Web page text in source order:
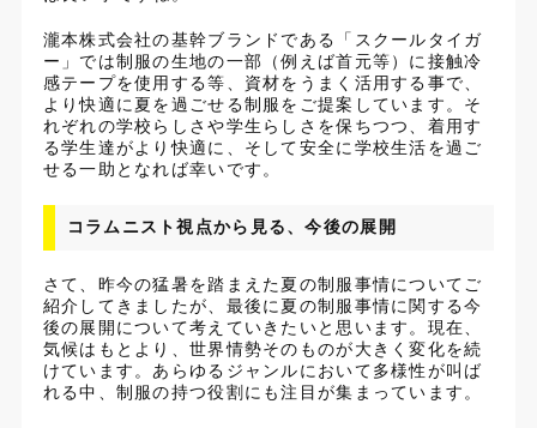
瀧本株式会社の基幹ブランドである「スクールタイガ
ー」では制服の生地の一部（例えば首元等）に接触冷
感テープを使用する等、資材をうまく活用する事で、
より快適に夏を過ごせる制服をご提案しています。そ
れぞれの学校らしさや学生らしさを保ちつつ、着用す
る学生達がより快適に、そして安全に学校生活を過ご
せる一助となれば幸いです。
コラムニスト視点から見る、今後の展開
さて、昨今の猛暑を踏まえた夏の制服事情についてご
紹介してきましたが、最後に夏の制服事情に関する今
後の展開について考えていきたいと思います。現在、
気候はもとより、世界情勢そのものが大きく変化を続
けています。あらゆるジャンルにおいて多様性が叫ば
れる中、制服の持つ役割にも注目が集まっています。